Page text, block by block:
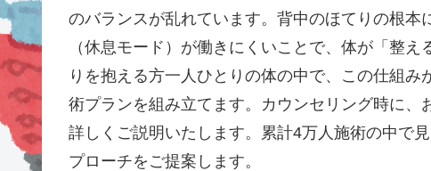
のバランスが乱れています。背中のほてりの根
（休息モード）が働きにくいことで、体が「整
りを抱える方一人ひとりの体の中で、この仕組
術プランを組み立てます。カウンセリング時に
詳しくご説明いたします。累計4万人施術の中で
プローチをご提案します。